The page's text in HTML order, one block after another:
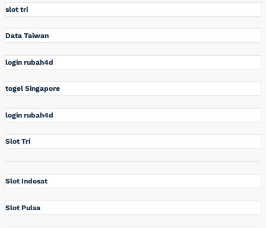
slot tri
Data Taiwan
login rubah4d
togel Singapore
login rubah4d
Slot Tri
Slot Indosat
Slot Pulsa